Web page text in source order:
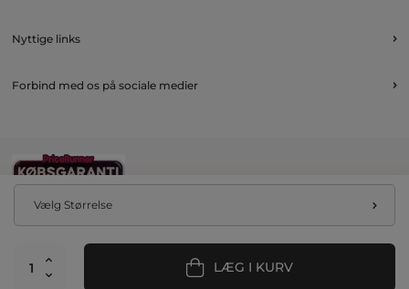
Vælg Størrelse
LÆG I KURV
Nyttige links
Forbind med os på sociale medier